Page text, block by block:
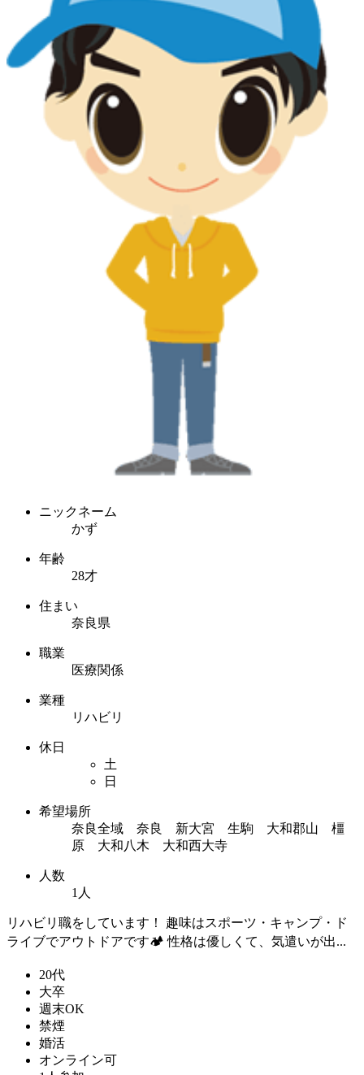
ニックネーム
かず
年齢
28才
住まい
奈良県
職業
医療関係
業種
リハビリ
休日
土
日
希望場所
奈良全域 奈良 新大宮 生駒 大和郡山 橿
原 大和八木 大和西大寺
人数
1人
リハビリ職をしています！ 趣味はスポーツ・キャンプ・ド
ライブでアウトドアです🏕️ 性格は優しくて、気遣いが出...
20代
大卒
週末OK
禁煙
婚活
オンライン可